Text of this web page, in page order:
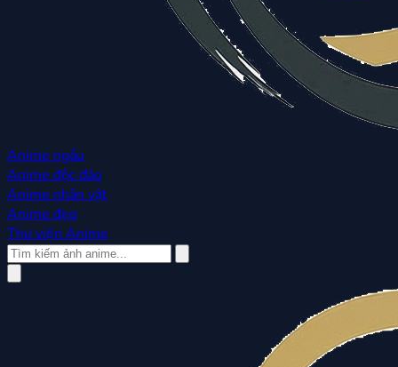
Anime ngầu
Anime độc đáo
Anime nhân vật
Anime đẹp
Thư viện Anime